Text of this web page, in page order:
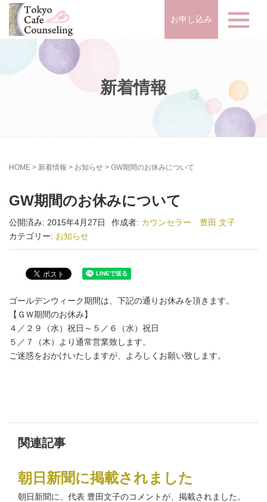
お申し込み
新着情報
HOME > 新着情報 > お知らせ > GW期間のお休みについて
GW期間のお休みについて
公開済み: 2015年4月27日 作成者: カウンセラー 豊田 文子
カテゴリー: お知らせ
ゴールデンウィーク期間は、下記の通りお休みを頂きます。
【ＧＷ期間のお休み】
４／２９（水）祝日～５／６（水）祝日
５／７（木）より通常営業致します。
ご迷惑をおかけいたしますが、よろしくお願い致します。
関連記事
朝日新聞に掲載されました
朝日新聞に、代表 豊田文子のコメントが、掲載されました。